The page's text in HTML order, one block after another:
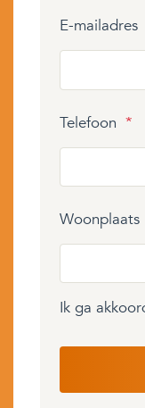
E-mailadres
Telefoon *
Woonplaats
Ik ga